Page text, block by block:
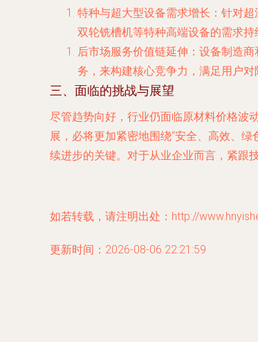
特种与超大型设备需求增长 ：针对
双轮铣槽机等特种高端设备的需求
后市场服务价值链延伸 ：设备制造
务，来构建核心竞争力，满足用户对
三、面临的挑战与展望
尽管趋势向好，行业仍面临原材料价格波
展，必将更加紧密地围绕“安全、高效、
续进步的关键。对于从业企业而言，紧跟
如若转载，请注明出处：http://
更新时间：2026-08-06 22:21:59